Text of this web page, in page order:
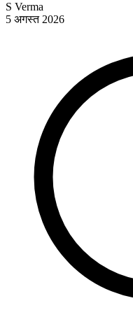
S Verma
5 अगस्त 2026